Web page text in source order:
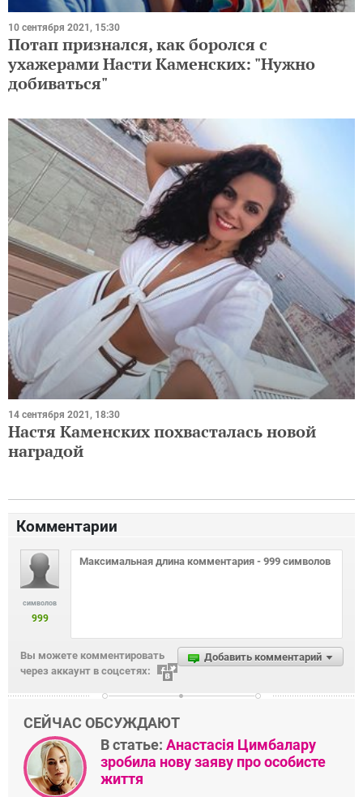
10 сентября 2021, 15:30
Потап признался, как боролся с
ухажерами Насти Каменских: "Нужно
добиваться"
14 сентября 2021, 18:30
Настя Каменских похвасталась новой
наградой
Комментарии
символов
999
Добавить комментарий
Вы можете комментировать
через аккаунт в соцсетях:
СЕЙЧАС ОБСУЖДАЮТ
В статье: Анастасія Цимбалару
зробила нову заяву про особисте
життя